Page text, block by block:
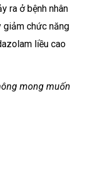
ra ở bệnh nhân
giảm chức năng
liều cao
mong muốn